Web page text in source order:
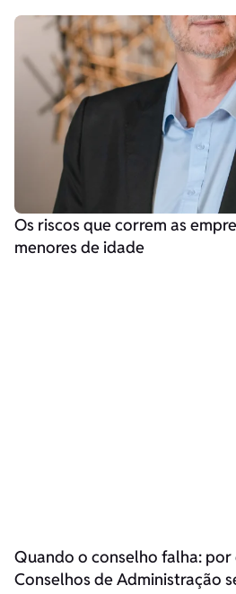
Os riscos que correm as
menores de idade
Quando o conselho falha:
Conselhos de Administração